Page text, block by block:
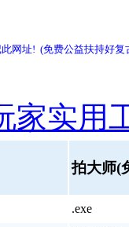
网址! (免费公益扶持好复
家实用
拍大师(
.exe